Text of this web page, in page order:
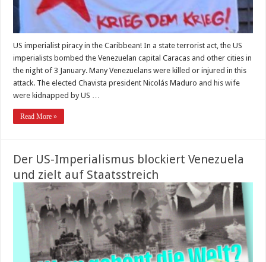
US imperialist piracy in the Caribbean! In a state terrorist act, the US
imperialists bombed the Venezuelan capital Caracas and other cities in
the night of 3 January. Many Venezuelans were killed or injured in this
attack. The elected Chavista president Nicolás Maduro and his wife
were kidnapped by US …
Read More »
Der US-Imperialismus blockiert Venezuela
und zielt auf Staatsstreich